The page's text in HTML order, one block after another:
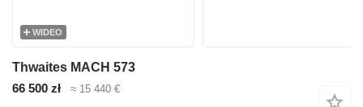
WIDEO
Thwaites MACH 573
66 500 zł
≈ 15 440 €